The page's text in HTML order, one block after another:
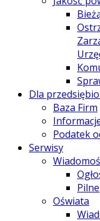
Dla
Baza Firm
Podatek
Serwisy
Pilne
Oświata